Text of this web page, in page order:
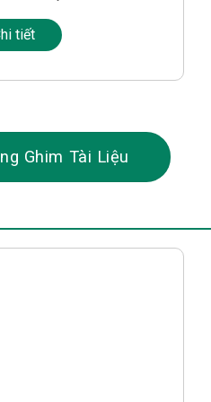
tiết
Ghim Tài Liệu